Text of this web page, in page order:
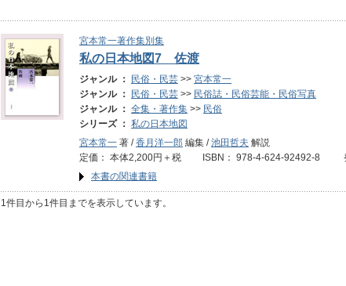
宮本常一著作集別集
私の日本地図7 佐渡
ジャンル ： 民俗・民芸 >> 宮本常一
ジャンル ：
民俗・民芸 >> 民俗誌・民俗芸能・民俗写真
ジャンル ： 全集・著作集 >> 民俗
シリーズ ： 私の日本地図
宮本常一 著 /香月洋一郎 編集 /池田哲夫 解説
定価： 本体2,200円＋税 ISBN： 978-4-624-92492-8 発
本書の関連書籍
1件目から1件目までを表示しています。